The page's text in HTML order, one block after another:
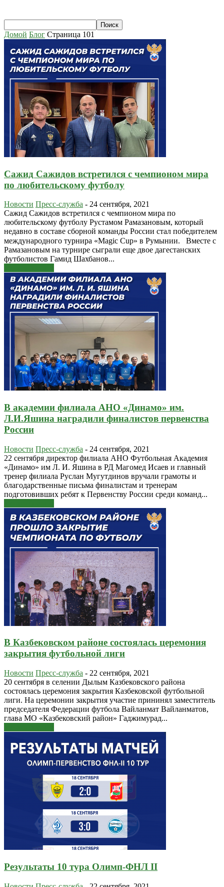
Домой Блог Страница 101
Сажид Сажидов встретился с чемпионом мира
по любительскому футболу
Новости Пресс-служба - 24 сентября, 2021
Сажид Сажидов встретился с чемпионом мира по
любительскому футболу Рустамом Рамазановым, который
недавно в составе сборной команды России стал победителем
международного турнира «Magic Cup» в Румынии.⠀Вместе с
Рамазановым на турнире сыграли еще двое дагестанских
футболистов Гамид Шахбанов...
В академии филиала АНО «Динамо» им.
Л.И.Яшина наградили финалистов первенства
России
Новости Пресс-служба - 24 сентября, 2021
22 сентября директор филиала АНО Футбольная Академия
«Динамо» им Л. И. Яшина в РД Магомед Исаев и главный
тренер филиала Руслан Мугутдинов вручали грамоты и
благодарственные письма финалистам и тренерам
подготовивших ребят к Первенству России среди команд...
В Казбековском районе состоялась церемония
закрытия футбольной лиги
Новости Пресс-служба - 22 сентября, 2021
20 сентября в селении Дылым Казбековского района
состоялась церемония закрытия Казбековской футбольной
лиги. На церемонии закрытия участие прининял заместитель
председателя Федерации футбола Вайланмат Вайланматов,
глава МО «Казбековский район» Гаджимурад...
Результаты 10 тура Олимп-ФНЛ II